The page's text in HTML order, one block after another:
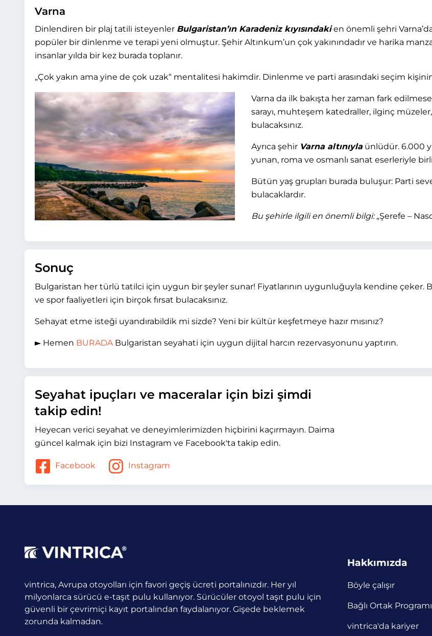
Varna
Dinlendiren bir plaj tatili isteyenler Bulgaristan’ın Karadeniz kıyısındakien önemli şehri
popüler bir dinlenme ve terapi yeni olmuştur. Şehir Altınkum’un çok yakınındadır ve harika
insanlar yılda bir kez burada toplanır.
„Çok yakın ama yine de çok uzak“ mentalitesi hakimdir. Dinlenme ve parti arasındaki seçim
Varna da ilk bakışta her zaman fark
sarayı, muhteşem katedraller, ilginç
bulacaksınız.
Ayrıca şehir Varna altınıylaünlüdür. 6.000
yunan, roma ve osmanlı sanat eserleriyle
Bütün yaş grupları burada buluşur: Parti
bulacaklardır.
Bu şehirle ilgili en önemli bilgi:„Şerefe –
Sonuç
Bulgaristan her türlü tatilci için uygun bir şeyler sunar! Fiyatlarının uygunluğuyla kendine çeker.
ve spor faaliyetleri için birçok fırsat bulacaksınız.
Sehayat etme isteği uyandırabildik mi sizde? Yeni bir kültür keşfetmeye hazır mısınız?
► Hemen BURADABulgaristan seyahati için uygun dijital harcın rezervasyonunu yaptırın.
Seyahat ipuçları ve maceralar için bizi şimdi
takip edin!
Heyecan verici seyahat ve deneyimlerimizden hiçbirini kaçırmayın. Daima
güncel kalmak için bizi Instagram ve Facebook'ta takip edin.
Facebook Instagram
vintrica, Avrupa otoyolları için favori geçiş ücreti portalınızdır. Her yıl
milyonlarca sürücü e-taşıt pulu kullanıyor. Sürücüler otoyol taşıt pulu için
güvenli bir çevrimiçi kayıt portalından faydalanıyor. Gişede beklemek
zorunda kalmadan.
Hakkımızda
Böyle çalışır
Bağlı Ortak Programı
vintrica'da kariyer